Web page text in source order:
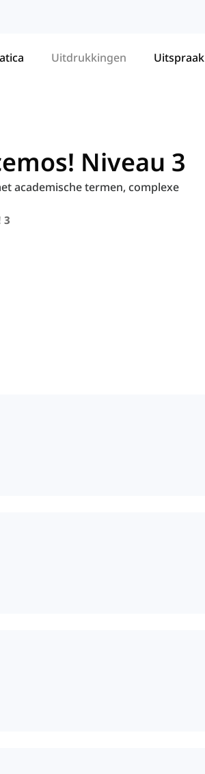
Uitdrukkingen Uitspraak
Niveau 3
academische termen, complexe
3